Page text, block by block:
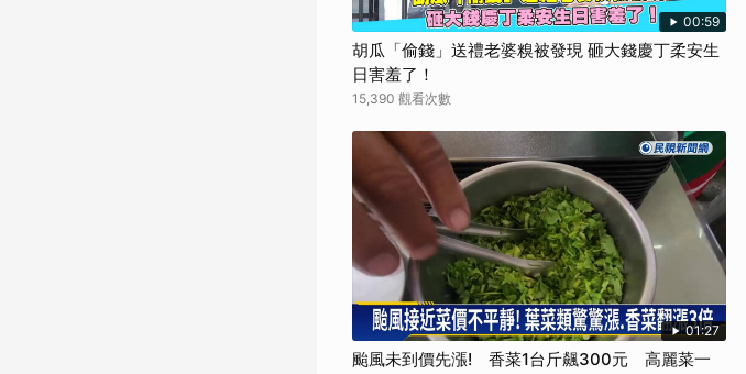
00:59
胡瓜「偷錢」送禮老婆糗被發現 砸大錢慶丁柔安生
日害羞了！
15,390 觀看次數
01:27
颱風未到價先漲! 香菜1台斤飆300元 高麗菜一